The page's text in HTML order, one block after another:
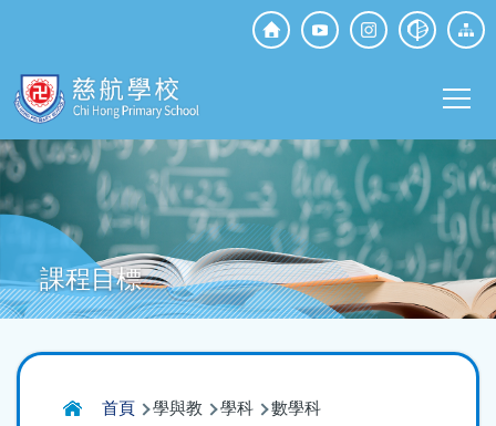
Top
Social
課程目標
導
首頁 學與教 學科 數學科